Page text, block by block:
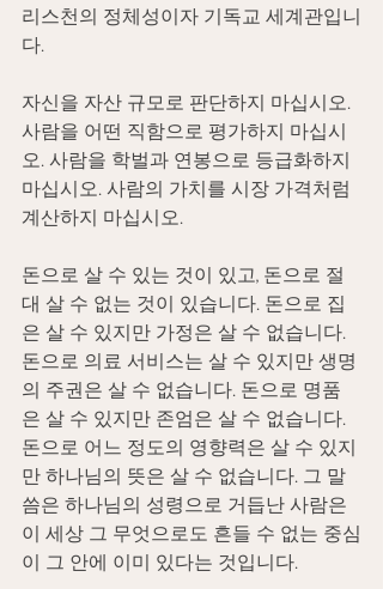
리스천의 정체성이자 기독교 세계관입니
다.
자신을 자산 규모로 판단하지 마십시오.
사람을 어떤 직함으로 평가하지 마십시
오. 사람을 학벌과 연봉으로 등급화하지
마십시오. 사람의 가치를 시장 가격처럼
계산하지 마십시오.
돈으로 살 수 있는 것이 있고, 돈으로 절
대 살 수 없는 것이 있습니다. 돈으로 집
은 살 수 있지만 가정은 살 수 없습니다.
돈으로 의료 서비스는 살 수 있지만 생명
의 주권은 살 수 없습니다. 돈으로 명품
은 살 수 있지만 존엄은 살 수 없습니다.
돈으로 어느 정도의 영향력은 살 수 있지
만 하나님의 뜻은 살 수 없습니다. 그 말
씀은 하나님의 성령으로 거듭난 사람은
이 세상 그 무엇으로도 흔들 수 없는 중심
이 그 안에 이미 있다는 것입니다.